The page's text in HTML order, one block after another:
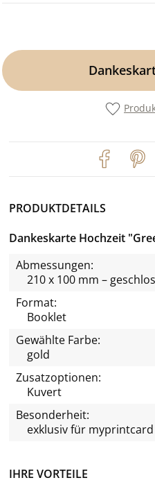
IHRE VORTEILE
PRODUKTDETAILS
Dankeskarte Hochzeit
Abmessungen:
210 x 100 mm –
Format:
Booklet
Gewählte Farbe:
gold
Zusatzoptionen:
Kuvert
Besonderheit:
exklusiv für myprintcard